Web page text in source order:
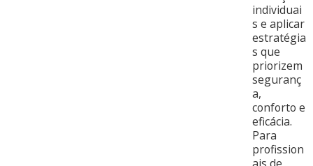
individuai
s e aplicar
estratégia
s que
priorizem
seguranç
a,
conforto e
eficácia.
Para
profission